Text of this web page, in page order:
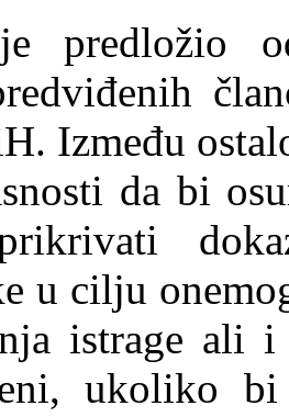
predložio
Između
da bi
u cilju
istrage ali
ukoliko